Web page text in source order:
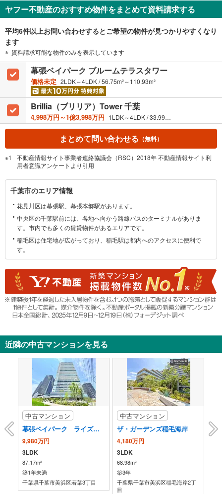
件
マ
イ
ペ
ー
ジ
保
存
す
る
ヤフー不動産のおすすめ物件をまとめて資料請求する
平均6件以上お問い合わせするとご希望の物件が見つかりやすくなり
ます
資料請求可能な物件のみを表示しています
幕張ベイパーク ブルームテラスタワー
価格未定 2LDK～4LDK / 56.75m²～110.93m²
Brillia（ブリリア）Tower 千葉
4,998万円～1億3,998万円 1LDK～4LDK / 33.99m²～96.05m²
まとめて問い合わせる （無料）
不動産情報サイト事業者連絡協議会（RSC）2018年 不動産情報サイト利
用者意識アンケートより引用
千
葉
市
に
関
す
る
情
報
千葉市のエリア情報
花見川区は幕張駅、幕張本郷駅があります。
中央区の千葉駅前には、各地へ向かう路線バスのターミナルがありま
す。市内でも多くの賃貸物件があるエリアです。
稲毛区は住宅地が広がっており、稲毛駅は都内へのアクセスに便利で
す。
近隣の中古マンションを見る
中古マンション
幕張ベイパーク ライズゲートタワー
9,980万円
3LDK
87.17m²
築1年未満
千葉県千葉市美浜区若葉3丁目
中古マンション
ザ・ガーデンズ稲毛海岸
4,180万円
3LDK
68.98m²
築3年
千葉県千葉市美浜区稲毛海岸2丁
目
エ